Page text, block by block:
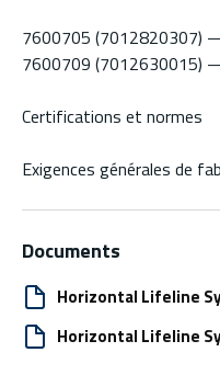
7600705 (7012820307)
7600709 (7012630015)
Certifications et normes
Exigences générales de
Documents
Horizontal Lifeline
Horizontal Lifeline